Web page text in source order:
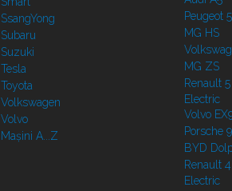
SsangYong
Subaru
Suzuki
Tesla
Toyota
Volkswagen
Volvo
Mașini A...Z
Peugeot
MG HS
MG ZS
Renault
Electric
Volvo
Porsche
BYD
Renault
Electric